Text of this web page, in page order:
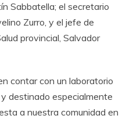
Sabbatella; el secretario
Zurro, y el jefe de
provincial, Salvador
contar con un laboratorio
destinado especialmente
a nuestra comunidad en